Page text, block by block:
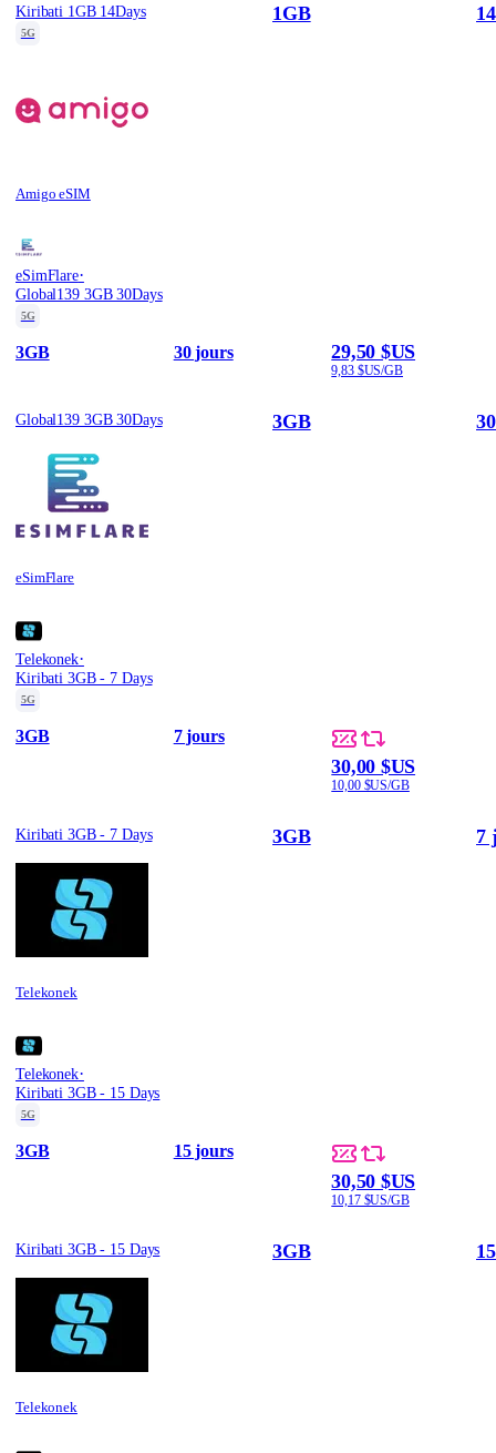
Kiribati 1GB 14Days
5G
Amigo eSIM
1GB
eSimFlare·
Global139 3GB 30Days
5G
3GB 30 jours 29,50 $US
9,83 $US/GB
Global139 3GB 30Days
eSimFlare
3GB
Telekonek·
Kiribati 3GB - 7 Days
5G
3GB 7 jours
30,00 $US
10,00 $US/GB
Kiribati 3GB - 7 Days
Telekonek
3GB 7
Telekonek·
Kiribati 3GB - 15 Days
5G
3GB 15 jours
30,50 $US
10,17 $US/GB
Kiribati 3GB - 15 Days
Telekonek
3GB